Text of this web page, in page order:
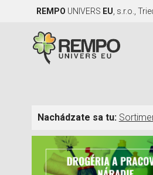
REMPO UNIVERS EU , s.r.o.,
Nachádzate sa tu: